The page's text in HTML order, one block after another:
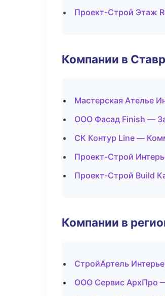
Проект-Строй Этаж
Компании в
Мастерская Ателье
ООО Фасад Finish —
СК Контур Line —
Проект-Строй
Проект-Строй Build
Компании в
СтройАртель
ООО Сервис АрхПро